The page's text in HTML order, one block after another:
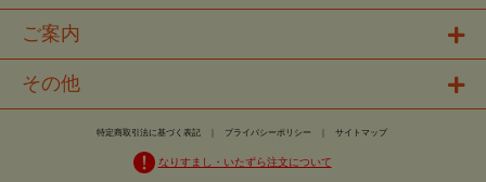
ご案内
その他
特定商取引法に基づく表記 プライバシーポリシー サイトマップ
なりすまし・いたずら注文について